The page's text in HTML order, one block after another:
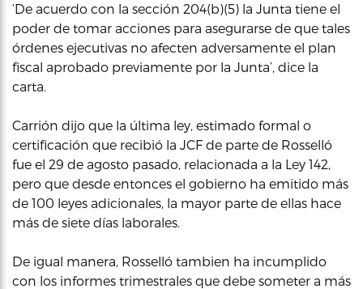
‘De acuerdo con la sección 204(b)(5) la Junta tiene el
poder de tomar acciones para asegurarse de que tales
órdenes ejecutivas no afecten adversamente el plan
fiscal aprobado previamente por la Junta’, dice la
carta.
Carrión dijo que la última ley, estimado formal o
certificación que recibió la JCF de parte de Rosselló
fue el 29 de agosto pasado, relacionada a la Ley 142,
pero que desde entonces el gobierno ha emitido más
de 100 leyes adicionales, la mayor parte de ellas hace
más de siete días laborales.
De igual manera, Rosselló tambien ha incumplido
con los informes trimestrales que debe someter a más